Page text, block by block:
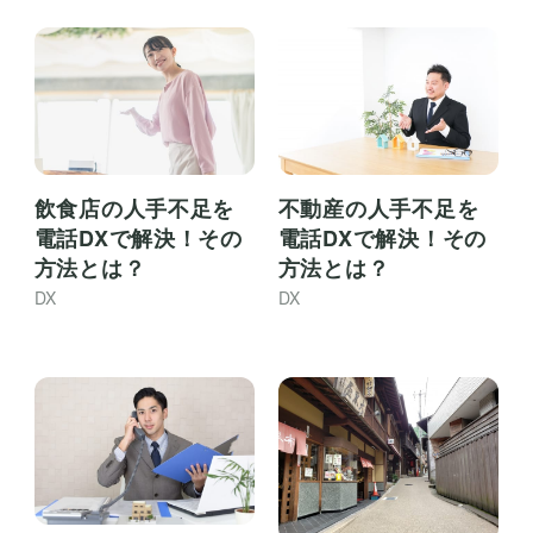
飲食店の人手不足を
電話DXで解決！その
方法とは？
DX
不動産の人手不足を
電話DXで解決！その
方法とは？
DX